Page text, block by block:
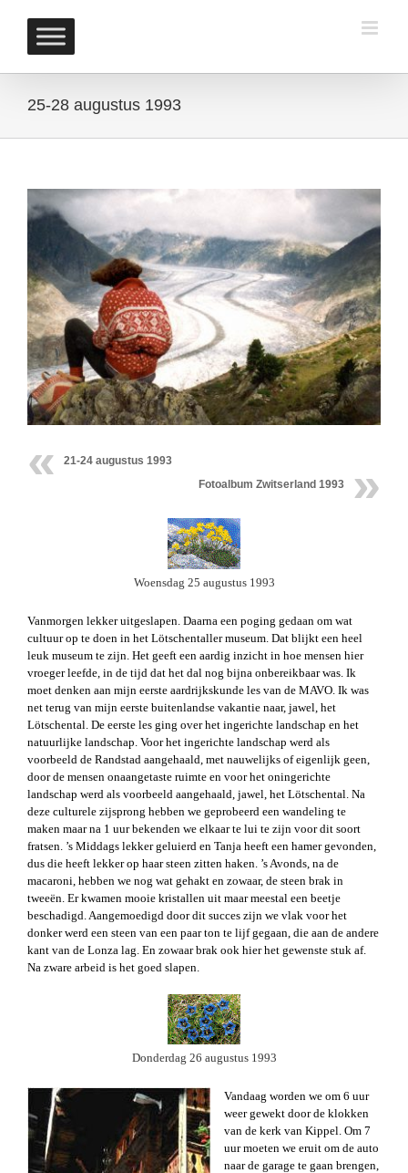
content
25-28 augustus 1993
Larger
21-24 augustus 1993
Fotoalbum Zwitserland 1993
Woensdag 25 augustus 1993
Vanmorgen lekker uitgeslapen. Daarna een poging gedaan om wat
cultuur op te doen in het Lötschentaller museum. Dat blijkt een heel
leuk museum te zijn. Het geeft een aardig inzicht in hoe mensen hier
vroeger leefde, in de tijd dat het dal nog bijna onbereikbaar was. Ik
moet denken aan mijn eerste aardrijkskunde les van de MAVO. Ik was
net terug van mijn eerste buitenlandse vakantie naar, jawel, het
Lötschental. De eerste les ging over het ingerichte landschap en het
natuurlijke landschap. Voor het ingerichte landschap werd als
voorbeeld de Randstad aangehaald, met nauwelijks of eigenlijk geen,
door de mensen onaangetaste ruimte en voor het oningerichte
landschap werd als voorbeeld aangehaald, jawel, het Lötschental. Na
deze culturele zijsprong hebben we geprobeerd een wandeling te
maken maar na 1 uur bekenden we elkaar te lui te zijn voor dit soort
fratsen. ’s Middags lekker geluierd en Tanja heeft een hamer gevonden,
dus die heeft lekker op haar steen zitten haken. ’s Avonds, na de
macaroni, hebben we nog wat gehakt en zowaar, de steen brak in
tweeën. Er kwamen mooie kristallen uit maar meestal een beetje
beschadigd. Aangemoedigd door dit succes zijn we vlak voor het
donker werd een steen van een paar ton te lijf gegaan, die aan de andere
kant van de Lonza lag. En zowaar brak ook hier het gewenste stuk af.
Na zware arbeid is het goed slapen.
Donderdag 26 augustus 1993
Vandaag worden we om 6 uur
weer gewekt door de klokken
van de kerk van Kippel. Om 7
uur moeten we eruit om de auto
naar de garage te gaan brengen,